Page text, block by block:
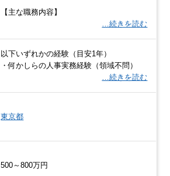
【主な職務内容】
…続きを読む
以下いずれかの経験（目安1年）
・何かしらの人事実務経験（領域不問）
…続きを読む
東京都
500～800万円